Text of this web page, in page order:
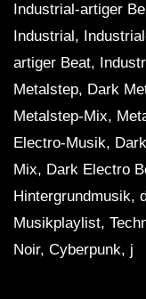
Industrial-artiger
Industrial,
artiger Beat,
Metalstep, Dark
Metalstep-Mix,
Electro-Musik,
Mix, Dark Electro
Hintergrundmusik,
Musikplaylist,
Noir, Cyberpunk, j